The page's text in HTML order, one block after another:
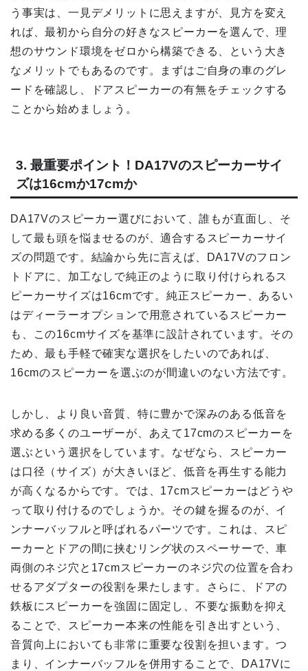
う事実は、一見デメリットに思えますが、見方を変え
れば、最初から自分の好きなスピーカーを選んで、理
想のサウンド環境をゼロから構築できる、という大き
なメリットでもあるのです。まずはご自身の車のグレ
ードを確認し、ドアスピーカーの有無をチェックする
ことから始めましょう。
3. 最重要ポイント！DA17Vのスピーカーサイ
ズは16cmか17cmか
DA17Vのスピーカー選びにおいて、誰もが直面し、そ
して最も頭を悩ませるのが、適合するスピーカーサイ
ズの問題です。結論から先に言えば、DA17Vのフロン
トドアに、加工なしで純正のように取り付けられるス
ピーカーサイズは16cmです。純正スピーカー、あるい
はディーラーオプションで用意されているスピーカー
も、この16cmサイズを基準に設計されています。その
ため、最も手軽で確実な選択をしたいのであれば、
16cmのスピーカーを選ぶのが間違いのない方法です。
しかし、より良い音質、特に豊かで深みのある低音を
求める多くのユーザーが、あえて17cmのスピーカーを
選ぶという選択をしています。なぜなら、スピーカー
は口径（サイズ）が大きいほど、低音を再生する能力
が高くなるからです。では、17cmスピーカーはどうや
って取り付けるのでしょうか。その鍵を握るのが、イ
ンナーバッフルと呼ばれるパーツです。これは、スピ
ーカーとドアの間に挟むリング状のスペーサーで、車
両側のネジ穴と17cmスピーカーのネジ穴の位置を合わ
せるアダプターの役割を果たします。さらに、ドアの
鉄板にスピーカーを強固に固定し、不要な振動を抑え
ることで、スピーカー本来の性能を引き出すという、
音質向上においても非常に重要な役割を担います。つ
まり、インナーバッフルを併用することで、DA17Vに